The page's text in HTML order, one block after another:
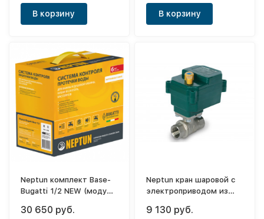
В корзину В корзину
Neptun комплект Base-
Bugatti 1/2 NEW (модуль
пров.3шт+кран с
30 650 руб.
Neptun кран шаровой с
электроприводом из
12В
9 130 руб.